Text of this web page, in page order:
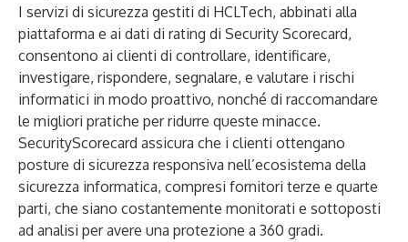
I servizi di sicurezza gestiti di HCLTech, abbinati alla
piattaforma e ai dati di rating di Security Scorecard,
consentono ai clienti di controllare, identificare,
investigare, rispondere, segnalare, e valutare i rischi
informatici in modo proattivo, nonché di raccomandare
le migliori pratiche per ridurre queste minacce.
SecurityScorecard assicura che i clienti ottengano
posture di sicurezza responsiva nell’ecosistema della
sicurezza informatica, compresi fornitori terze e quarte
parti, che siano costantemente monitorati e sottoposti
ad analisi per avere una protezione a 360 gradi.